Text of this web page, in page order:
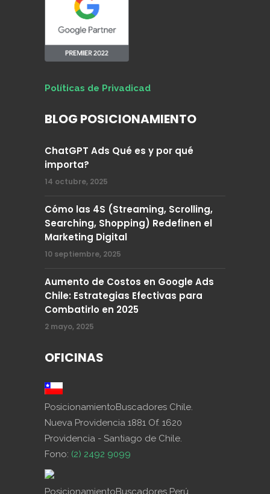
Políticas de Privadicad
BLOG POSICIONAMIENTO
ChatGPT Ads Qué es y por qué
importa?
14 octubre, 2025
Cómo las 4S (Streaming, Scrolling,
Searching, Shopping) Redefinen el
Marketing Digital
10 septiembre, 2025
Aumento de Costos en Google Ads
Chile: Estrategias Efectivas para
Combatirlo en 2025
2 mayo, 2025
OFICINAS
PosicionamientoBuscadores Chile.
Nueva Providencia 1881 Of. 1620
Providencia - Santiago de Chile.
Fono: (2) 2492 9099
PosicionamientoBuscadores Perú.